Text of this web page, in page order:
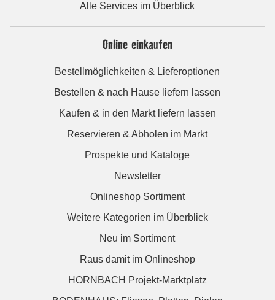
Alle Services im Überblick
Online einkaufen
Bestellmöglichkeiten & Lieferoptionen
Bestellen & nach Hause liefern lassen
Kaufen & in den Markt liefern lassen
Reservieren & Abholen im Markt
Prospekte und Kataloge
Newsletter
Onlineshop Sortiment
Weitere Kategorien im Überblick
Neu im Sortiment
Raus damit im Onlineshop
HORNBACH Projekt-Marktplatz